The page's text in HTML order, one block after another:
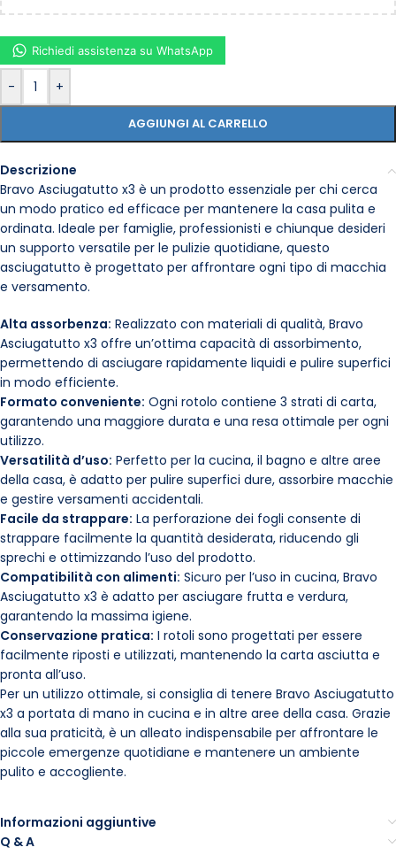
- +
AGGIUNGI AL CARRELLO
Richiedi assistenza su WhatsApp
Descrizione
Bravo Asciugatutto x3 è un prodotto essenziale per chi cerca
un modo pratico ed efficace per mantenere la casa pulita e
ordinata. Ideale per famiglie, professionisti e chiunque desideri
un supporto versatile per le pulizie quotidiane, questo
asciugatutto è progettato per affrontare ogni tipo di macchia
e versamento.
Alta assorbenza: Realizzato con materiali di qualità, Bravo
Asciugatutto x3 offre un’ottima capacità di assorbimento,
permettendo di asciugare rapidamente liquidi e pulire superfici
in modo efficiente.
Formato conveniente: Ogni rotolo contiene 3 strati di carta,
garantendo una maggiore durata e una resa ottimale per ogni
utilizzo.
Versatilità d’uso: Perfetto per la cucina, il bagno e altre aree
della casa, è adatto per pulire superfici dure, assorbire macchie
e gestire versamenti accidentali.
Facile da strappare: La perforazione dei fogli consente di
strappare facilmente la quantità desiderata, riducendo gli
sprechi e ottimizzando l’uso del prodotto.
Compatibilità con alimenti: Sicuro per l’uso in cucina, Bravo
Asciugatutto x3 è adatto per asciugare frutta e verdura,
garantendo la massima igiene.
Conservazione pratica: I rotoli sono progettati per essere
facilmente riposti e utilizzati, mantenendo la carta asciutta e
pronta all’uso.
Per un utilizzo ottimale, si consiglia di tenere Bravo Asciugatutto
x3 a portata di mano in cucina e in altre aree della casa. Grazie
alla sua praticità, è un alleato indispensabile per affrontare le
piccole emergenze quotidiane e mantenere un ambiente
pulito e accogliente.
Informazioni aggiuntive
Q & A